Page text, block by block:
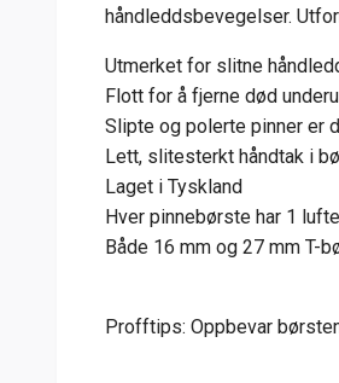
håndleddsbevegelser.
Utmerket for slitne
Flott for å fjerne død underull
Slipte og polerte pinner er
Lett, slitesterkt håndtak i
Laget i Tyskland
Hver pinnebørste har 1
Både 16 mm og 27 mm T-
Profftips: Oppbevar